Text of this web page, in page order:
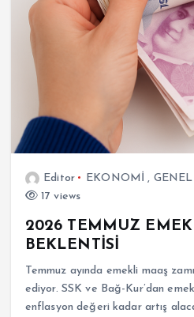
Editor EKONOMİ , GENEL
17 views
2026 TEMMUZ
BEKLENTİSİ
Temmuz ayında emekli maaş
ediyor. SSK ve Bağ-Kur’dan
enflasyon değeri kadar artış